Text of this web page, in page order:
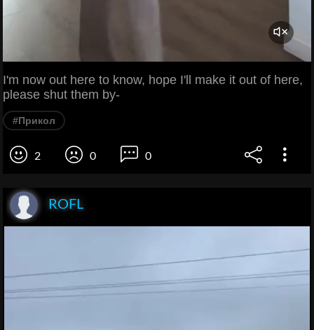
I'm now out here to know, hope I'll make it out of here,
please shut them by-
#Прикол
2 0 0
ROFL